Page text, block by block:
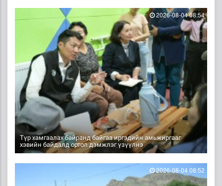
Түр хамгаалах байранд байгаа иргэдийн амьжиргааг
хэвийн байдалд ортол дэмжлэг үзүүлнэ
2026-08-04 08:54
2026-08-04 08:52